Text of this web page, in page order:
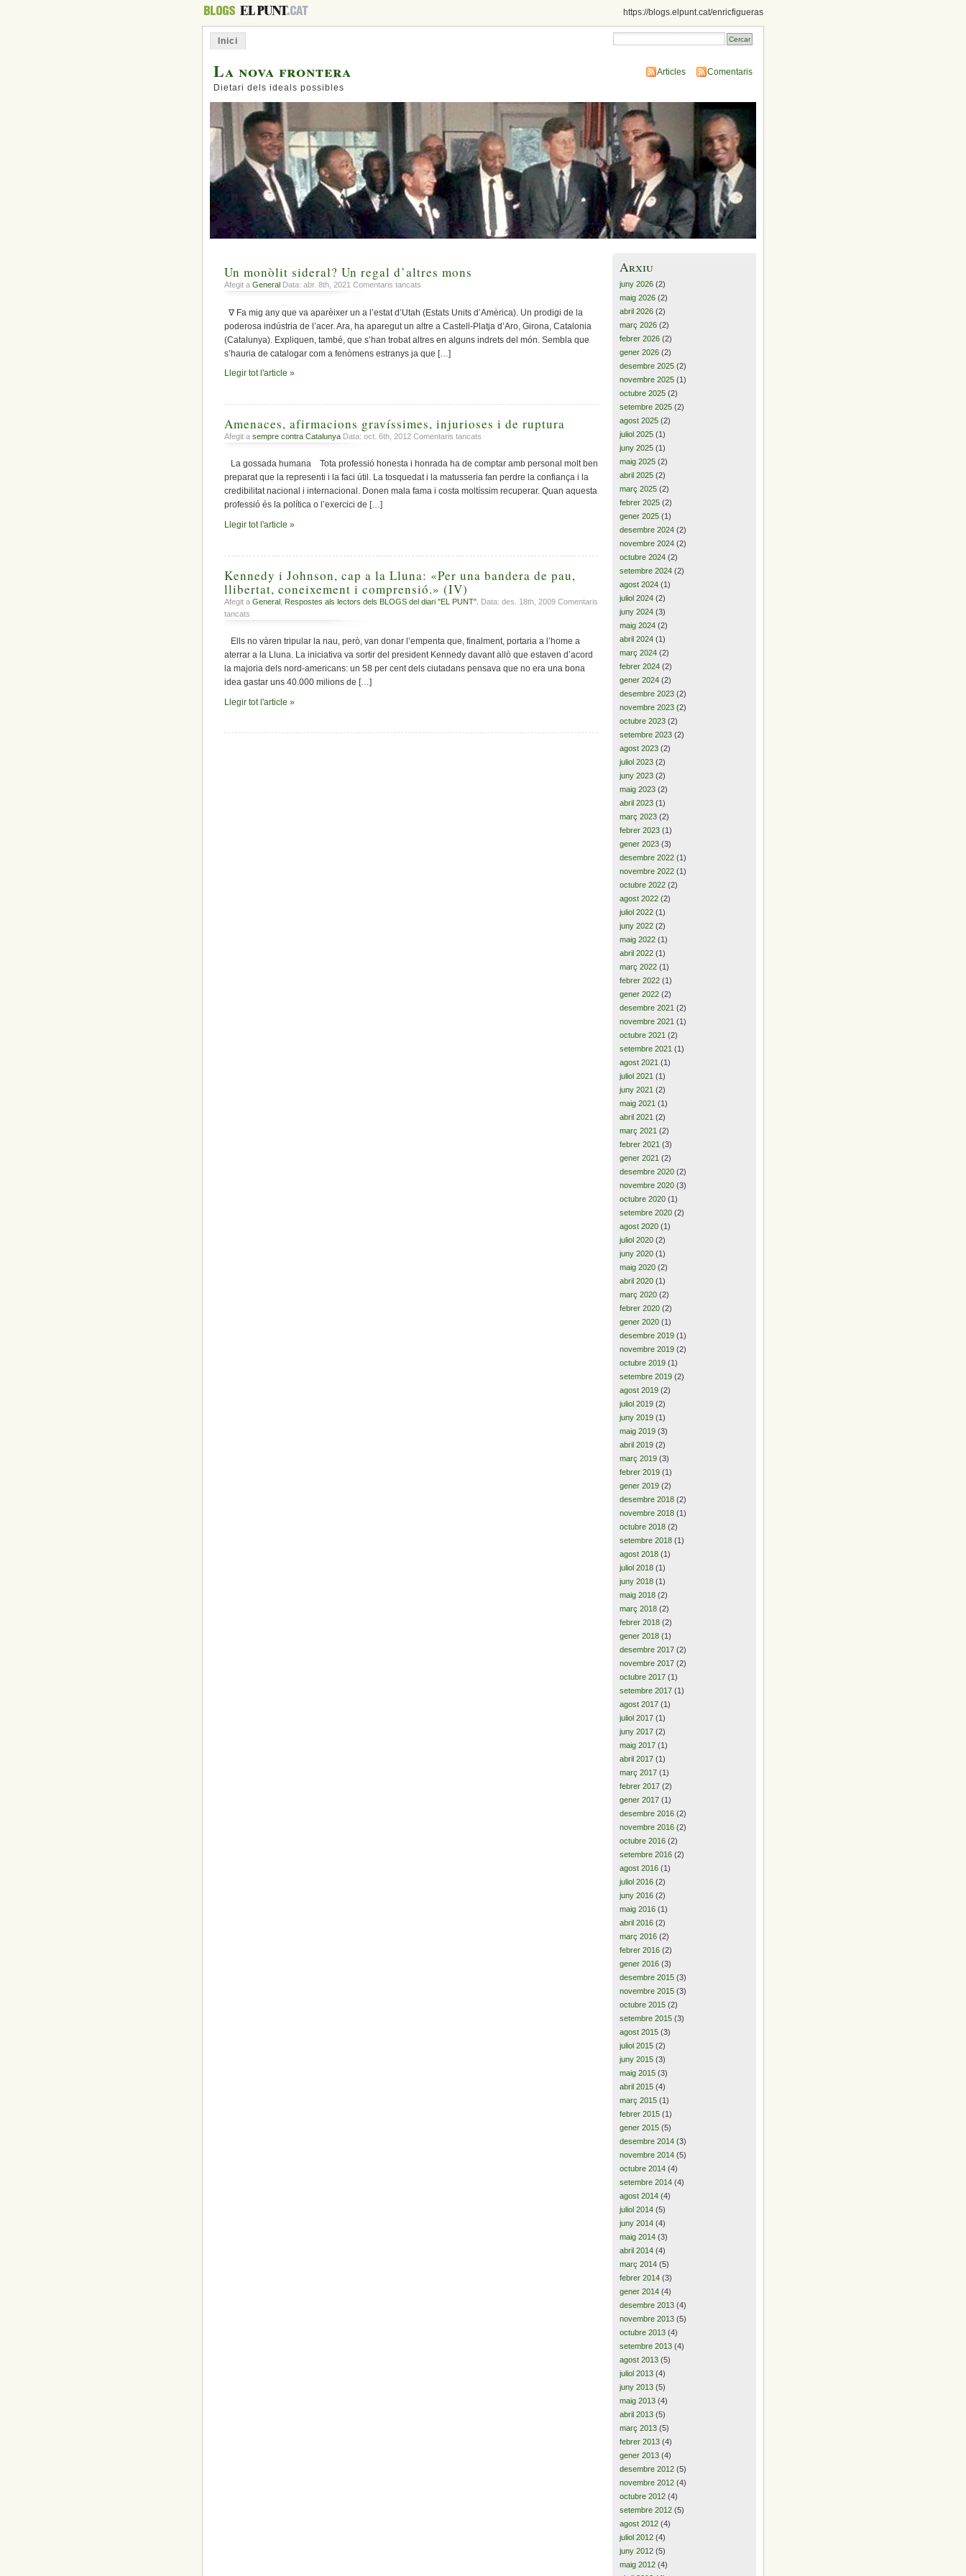
https://blogs.elpunt.cat/enricfigueras
Inici
La nova frontera
Dietari dels ideals possibles
Articles Comentaris
Un monòlit sideral? Un regal d’altres mons
Afegit a General Data: abr. 8th, 2021 Comentaris tancats
monòlit
regal
d’altres
∇ Fa mig any que va aparèixer un a l’estat d’Utah (Estats Units d’Amèrica). Un prodigi de la
poderosa indústria de l’acer. Ara, ha aparegut un altre a Castell-Platja d’Aro, Girona, Catalonia
(Catalunya). Expliquen, també, que s’han trobat altres en alguns indrets del món. Sembla que
s’hauria de catalogar com a fenòmens estranys ja que […]
Llegir tot l'article »
Amenaces, afirmacions gravíssimes, injurioses i de ruptura
Afegit a sempre contra Catalunya Data: oct. 6th, 2012 Comentaris tancats
afirmacions
gravíssimes,
injurioses
i
La gossada humana Tota professió honesta i honrada ha de comptar amb personal molt ben
preparat que la representi i la faci útil. La tosquedat i la matusseria fan perdre la confiança i la
credibilitat nacional i internacional. Donen mala fama i costa moltíssim recuperar. Quan aquesta
professió és la política o l’exercici de […]
Llegir tot l'article »
Kennedy i Johnson, cap a la Lluna: «Per una bandera de pau,
llibertat, coneixement i comprensió.» (IV)
Afegit a General Respostes als lectors dels BLOGS del diari "EL PUNT". Data: des. 18th, 2009 Comentaris
tancats
i
Johnson,
a
la
Lluna:
bandera
Ells no vàren tripular la nau, però, van donar l’empenta que, finalment, portaria a l’home a
aterrar a la Lluna. La iniciativa va sortir del president Kennedy davant allò que estaven d’acord
la majoria dels nord-americans: un 58 per cent dels ciutadans pensava que no era una bona
idea gastar uns 40.000 milions de […]
Llegir tot l'article »
Arxiu
juny 2026 (2)
maig 2026 (2)
abril 2026 (2)
març 2026 (2)
febrer 2026 (2)
gener 2026 (2)
desembre 2025 (2)
novembre 2025 (1)
octubre 2025 (2)
setembre 2025 (2)
agost 2025 (2)
juliol 2025 (1)
juny 2025 (1)
maig 2025 (2)
abril 2025 (2)
març 2025 (2)
febrer 2025 (2)
gener 2025 (1)
desembre 2024 (2)
novembre 2024 (2)
octubre 2024 (2)
setembre 2024 (2)
agost 2024 (1)
juliol 2024 (2)
juny 2024 (3)
maig 2024 (2)
abril 2024 (1)
març 2024 (2)
febrer 2024 (2)
gener 2024 (2)
desembre 2023 (2)
novembre 2023 (2)
octubre 2023 (2)
setembre 2023 (2)
agost 2023 (2)
juliol 2023 (2)
juny 2023 (2)
maig 2023 (2)
abril 2023 (1)
març 2023 (2)
febrer 2023 (1)
gener 2023 (3)
desembre 2022 (1)
novembre 2022 (1)
octubre 2022 (2)
agost 2022 (2)
juliol 2022 (1)
juny 2022 (2)
maig 2022 (1)
abril 2022 (1)
març 2022 (1)
febrer 2022 (1)
gener 2022 (2)
desembre 2021 (2)
novembre 2021 (1)
octubre 2021 (2)
setembre 2021 (1)
agost 2021 (1)
juliol 2021 (1)
juny 2021 (2)
maig 2021 (1)
abril 2021 (2)
març 2021 (2)
febrer 2021 (3)
gener 2021 (2)
desembre 2020 (2)
novembre 2020 (3)
octubre 2020 (1)
setembre 2020 (2)
agost 2020 (1)
juliol 2020 (2)
juny 2020 (1)
maig 2020 (2)
abril 2020 (1)
març 2020 (2)
febrer 2020 (2)
gener 2020 (1)
desembre 2019 (1)
novembre 2019 (2)
octubre 2019 (1)
setembre 2019 (2)
agost 2019 (2)
juliol 2019 (2)
juny 2019 (1)
maig 2019 (3)
abril 2019 (2)
març 2019 (3)
febrer 2019 (1)
gener 2019 (2)
desembre 2018 (2)
novembre 2018 (1)
octubre 2018 (2)
setembre 2018 (1)
agost 2018 (1)
juliol 2018 (1)
juny 2018 (1)
maig 2018 (2)
març 2018 (2)
febrer 2018 (2)
gener 2018 (1)
desembre 2017 (2)
novembre 2017 (2)
octubre 2017 (1)
setembre 2017 (1)
agost 2017 (1)
juliol 2017 (1)
juny 2017 (2)
maig 2017 (1)
abril 2017 (1)
març 2017 (1)
febrer 2017 (2)
gener 2017 (1)
desembre 2016 (2)
novembre 2016 (2)
octubre 2016 (2)
setembre 2016 (2)
agost 2016 (1)
juliol 2016 (2)
juny 2016 (2)
maig 2016 (1)
abril 2016 (2)
març 2016 (2)
febrer 2016 (2)
gener 2016 (3)
desembre 2015 (3)
novembre 2015 (3)
octubre 2015 (2)
setembre 2015 (3)
agost 2015 (3)
juliol 2015 (2)
juny 2015 (3)
maig 2015 (3)
abril 2015 (4)
març 2015 (1)
febrer 2015 (1)
gener 2015 (5)
desembre 2014 (3)
novembre 2014 (5)
octubre 2014 (4)
setembre 2014 (4)
agost 2014 (4)
juliol 2014 (5)
juny 2014 (4)
maig 2014 (3)
abril 2014 (4)
març 2014 (5)
febrer 2014 (3)
gener 2014 (4)
desembre 2013 (4)
novembre 2013 (5)
octubre 2013 (4)
setembre 2013 (4)
agost 2013 (5)
juliol 2013 (4)
juny 2013 (5)
maig 2013 (4)
abril 2013 (5)
març 2013 (5)
febrer 2013 (4)
gener 2013 (4)
desembre 2012 (5)
novembre 2012 (4)
octubre 2012 (4)
setembre 2012 (5)
agost 2012 (4)
juliol 2012 (4)
juny 2012 (5)
maig 2012 (4)